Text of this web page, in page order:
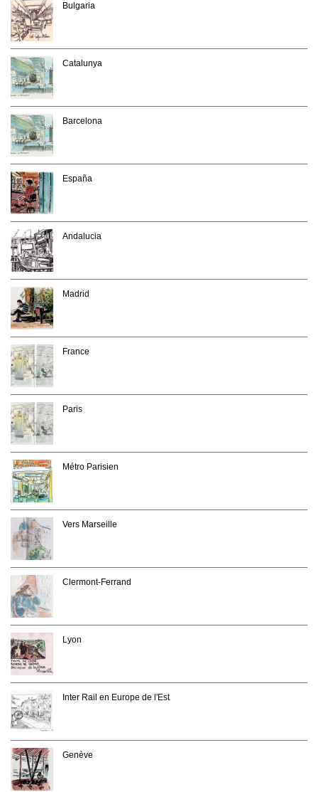
Bulgaria
Catalunya
Barcelona
España
Andalucia
Madrid
France
Paris
Métro Parisien
Vers Marseille
Clermont-Ferrand
Lyon
Inter Rail en Europe de l'Est
Genève